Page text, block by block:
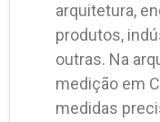
arquitetura,
produtos,
outras. Na
medição em
medidas